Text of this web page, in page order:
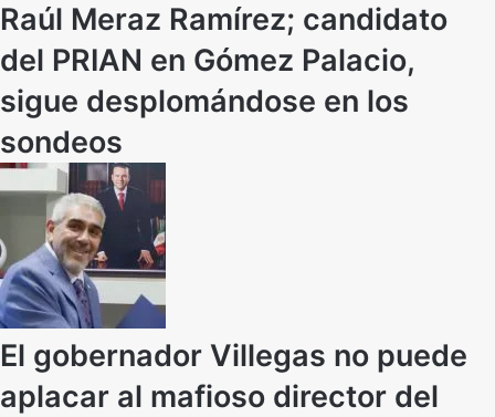
Raúl Meraz Ramírez; candidato
del PRIAN en Gómez Palacio,
sigue desplomándose en los
sondeos
El gobernador Villegas no puede
aplacar al mafioso director del